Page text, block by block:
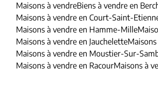
Maisons à vendreBiens à vendre en
Maisons à vendre en Court-Saint-
Maisons à vendre en Hamme-Mille
Maisons à vendre en Jauchelette
Maisons à vendre en Moustier-Sur-
Maisons à vendre en RacourMaisons à